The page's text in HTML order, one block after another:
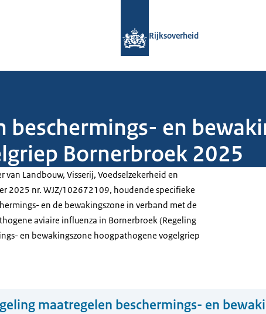
Rijksoverheid
beschermings- en
Bornerbroek 2025
van Landbouw, Visserij, Voedselzekerheid en
2025 nr. WJZ/102672109, houdende specifieke
en de bewakingszone in verband met de
aviaire influenza in Bornerbroek (Regeling
en bewakingszone hoogpathogene vogelgriep
maatregelen beschermings- en